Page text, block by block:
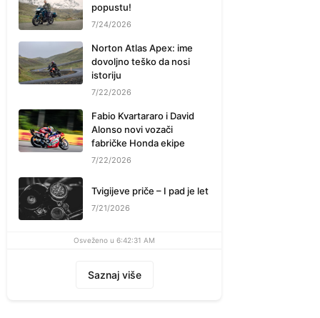
popustu!
7/24/2026
Norton Atlas Apex: ime
dovoljno teško da nosi
istoriju
7/22/2026
Fabio Kvartararo i David
Alonso novi vozači
fabričke Honda ekipe
7/22/2026
Tvigijeve priče – I pad je let
7/21/2026
Osveženo u 6:42:31 AM
Saznaj više